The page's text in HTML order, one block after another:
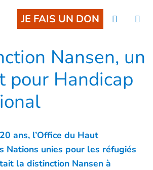
JE FAIS UN DON
Nansen, un
pour Handicap
ans, l’Office du Haut
Nations unies pour les réfugiés
la distinction Nansen à